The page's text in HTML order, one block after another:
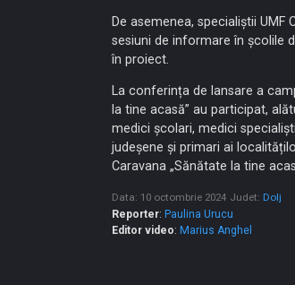
De asemenea, specialiștii UMF
sesiuni de informare în școlile
în proiect.
La conferința de lansare a
la tine acasă” au participat,
medici școlari, medici
judeșene și primari ai
Caravana „Sănătate la tine
Data: 10 octombrie 2024 Judet: Dolj
Reporter: Paulina Urucu
Editor video: Marius Anghel